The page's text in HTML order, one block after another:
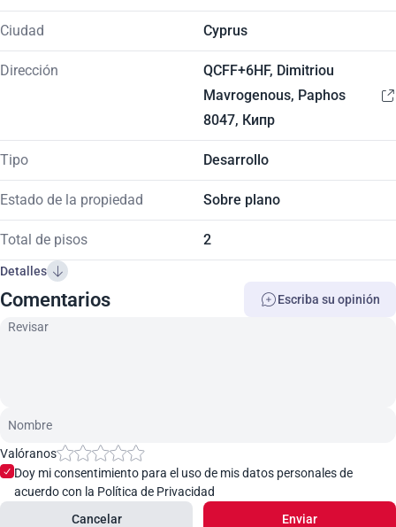
Ciudad Cyprus
Dirección
QCFF+6HF, Dimitriou
Mavrogenous, Paphos
8047, Кипр
Tipo Desarrollo
Estado de la propiedad Sobre plano
Total de pisos 2
Detalles
Comentarios Escriba su opinión
Valóranos
Doy mi consentimiento para el uso de mis datos personales de
acuerdo con la Política de Privacidad
Cancelar
Enviar